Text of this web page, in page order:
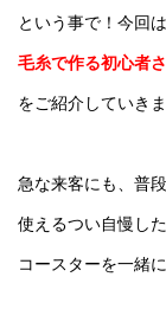
という事で！今回は
毛糸で作る初心者
をご紹介していき
急な来客にも、普
使えるつい自慢し
コースターを一緒